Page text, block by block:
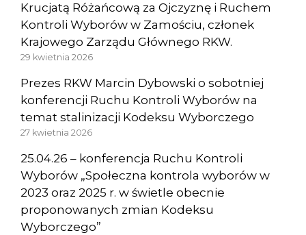
Krucjatą Różańcową za Ojczyznę i Ruchem
Kontroli Wyborów w Zamościu, członek
Krajowego Zarządu Głównego RKW.
29 kwietnia 2026
Prezes RKW Marcin Dybowski o sobotniej
konferencji Ruchu Kontroli Wyborów na
temat stalinizacji Kodeksu Wyborczego
27 kwietnia 2026
25.04.26 – konferencja Ruchu Kontroli
Wyborów „Społeczna kontrola wyborów w
2023 oraz 2025 r. w świetle obecnie
proponowanych zmian Kodeksu
Wyborczego”